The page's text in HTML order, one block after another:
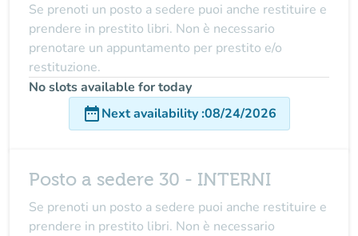
Se prenoti un posto a sedere puoi anche restituire e
prendere in prestito libri. Non è necessario
prenotare un appuntamento per prestito e/o
restituzione.
No slots available for today
date_rangeNext availability:08/24/2026
Posto a sedere 30 - INTERNI
Se prenoti un posto a sedere puoi anche restituire e
prendere in prestito libri. Non è necessario